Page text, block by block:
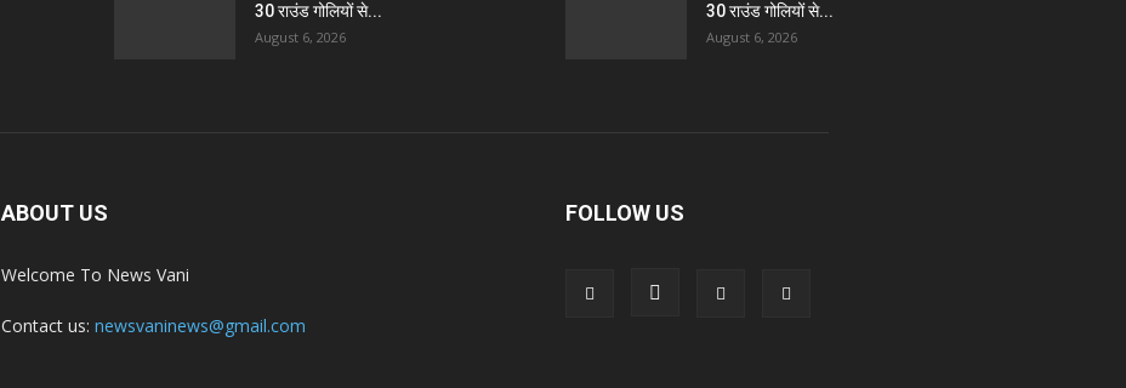
30 राउंड गोलियों से...
August 6, 2026
30 राउंड गोलियों से...
August 6, 2026
ABOUT US
Welcome To News Vani
Contact us: newsvaninews@gmail.com
FOLLOW US